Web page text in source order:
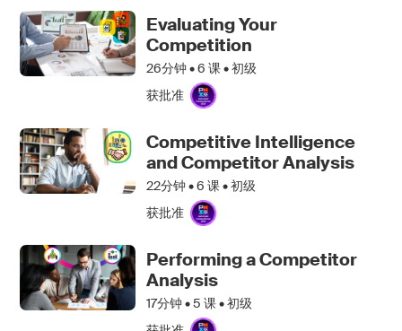
Evaluating Your
Competition
26分钟 •6 课 • 初级
获批准
Competitive Intelligence
and Competitor Analysis
22分钟 •6 课 • 初级
获批准
Performing a Competitor
Analysis
17分钟 •5 课 • 初级